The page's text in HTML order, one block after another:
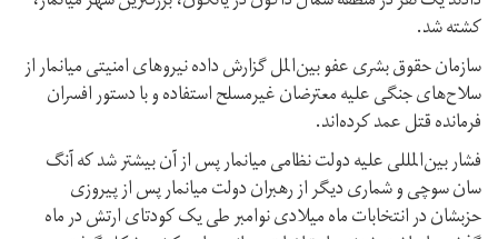
کشته شد.
سازمان حقوق بشری عفو بین‌المل گزارش داده نیروهای امنیتی میانمار از
سلاح‌های جنگی علیه معترضان غیرمسلح استفاده و با دستور افسران
فرمانده قتل‌ عمد کرده‌اند.
فشار بین‌المللی علیه دولت نظامی میانمار پس از آن بیشتر شد که آنگ
سان سوچی و شماری دیگر از رهبران دولت میانمار پس از پیروزی
حزبشان در انتخابات ماه میلادی نوامبر طی یک کودتای ارتش در ماه